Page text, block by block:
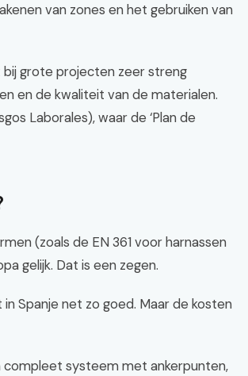
van zones en het gebruiken van
bij grote projecten zeer streng
en de kwaliteit van de materialen.
Laborales), waar de ‘Plan de
(zoals de EN 361 voor harnassen
gelijk. Dat is een zegen.
Spanje net zo goed. Maar de kosten
compleet systeem met ankerpunten,